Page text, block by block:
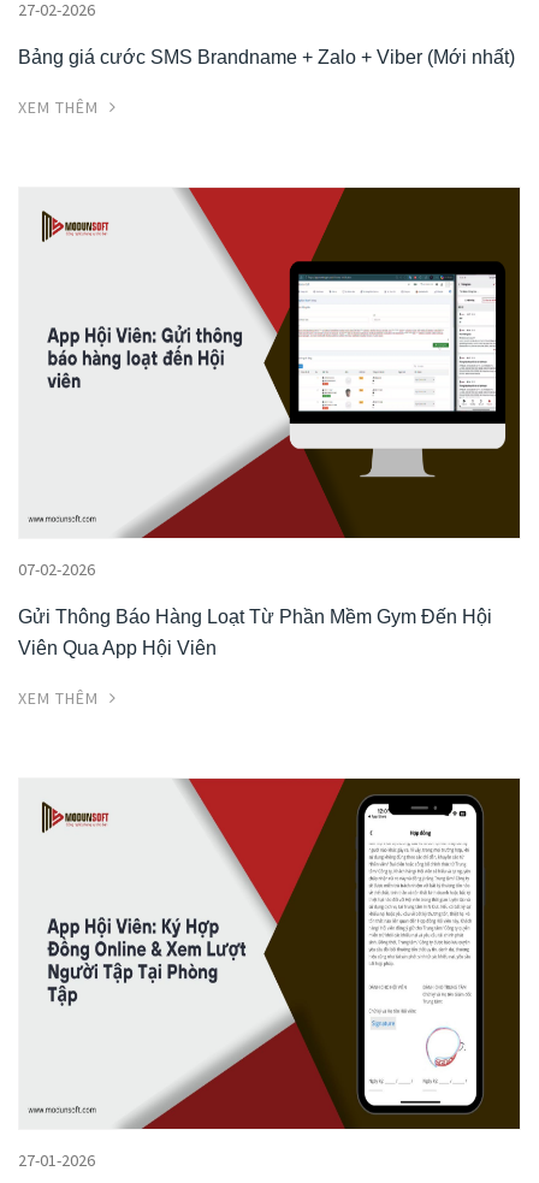
27-02-2026
Bảng giá cước SMS Brandname + Zalo + Viber (Mới nhất)
XEM THÊM
07-02-2026
Gửi Thông Báo Hàng Loạt Từ Phần Mềm Gym Đến Hội
Viên Qua App Hội Viên
XEM THÊM
27-01-2026